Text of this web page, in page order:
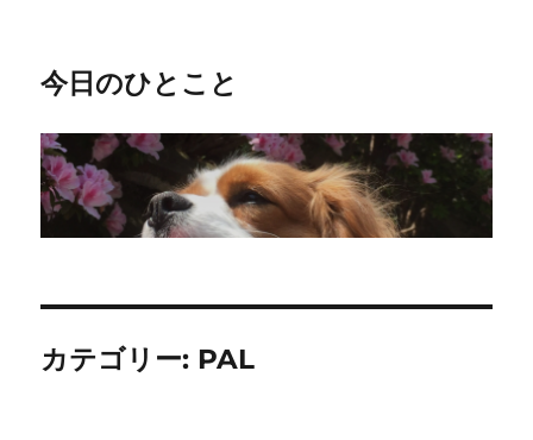
今日のひとこと
カテゴリー: PAL